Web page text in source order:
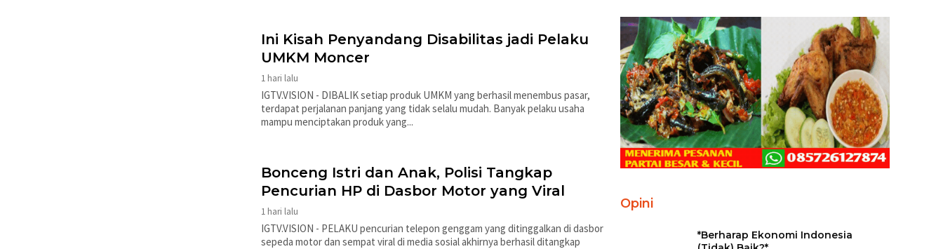
Ini Kisah Penyandang Disabilitas jadi Pelaku
UMKM Moncer
1 hari lalu
IGTV.VISION - DIBALIK setiap produk UMKM yang berhasil menembus pasar,
terdapat perjalanan panjang yang tidak selalu mudah. Banyak pelaku usaha
mampu menciptakan produk yang...
Bonceng Istri dan Anak, Polisi Tangkap
Pencurian HP di Dasbor Motor yang Viral
1 hari lalu
IGTV.VISION - PELAKU pencurian telepon genggam yang ditinggalkan di dasbor
sepeda motor dan sempat viral di media sosial akhirnya berhasil ditangkap
Opini
*Berharap Ekonomi Indonesia